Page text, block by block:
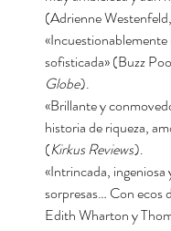
(Adrienne Westenfeld,
sofisticada» (Buzz
Globe).
«Brillante y
historia de riqueza,
(Kirkus Reviews).
«Intrincada, ingeniosa
sorpresas… Con ecos
Edith Wharton y